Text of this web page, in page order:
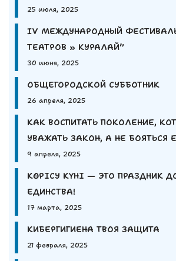
25 июля, 2025
IV МЕЖДУНАРОДНЫЙ
ТЕАТРОВ » КУРАЛАЙ”
30 июня, 2025
ОБЩЕГОРОДСКОЙ СУББОТНИК
26 апреля, 2025
КАК ВОСПИТАТЬ ПОКОЛЕНИЕ,
УВАЖАТЬ ЗАКОН, А НЕ БОЯТЬСЯ
9 апреля, 2025
КӨРІСУ КҮНІ — ЭТО ПРАЗДНИК
ЕДИНСТВА!
17 марта, 2025
КИБЕРГИГИЕНА ТВОЯ ЗАЩИТА
21 февраля, 2025